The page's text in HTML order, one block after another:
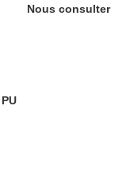
Nous consulter